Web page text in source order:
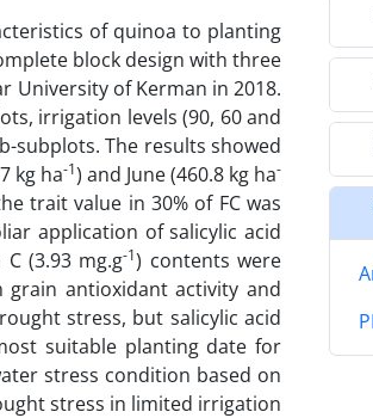
of quinoa to planting
block design with three
University of Kerman in 2018.
irrigation levels (90, 60 and
subplots. The results showed
kg ha-1) and June (460.8 kg ha-
trait value in 30% of FC was
application of salicylic acid
(3.93 mg.g-1) contents were
antioxidant activity and
stress, but salicylic acid
suitable planting date for
stress condition based on
stress in limited irrigation